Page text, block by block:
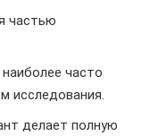
частью
часто
исследования.
делает полную